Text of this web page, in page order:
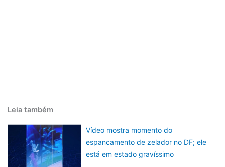
Leia também
Vídeo mostra momento do
espancamento de zelador no DF; ele
está em estado gravíssimo